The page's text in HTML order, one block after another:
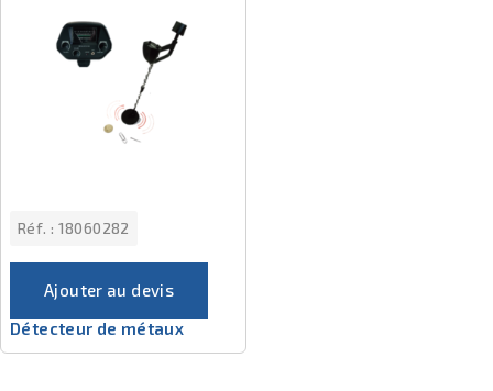
Réf. : 18060282
Ajouter au devis
Détecteur de métaux